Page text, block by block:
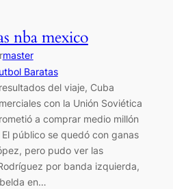
nba mexico
master
Baratas
del viaje, Cuba
con la Unión Soviética
a comprar medio millón
público se quedó con ganas
pero pudo ver las
por banda izquierda,
en…